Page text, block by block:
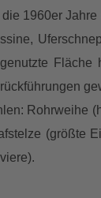
1960er
Rohrweihe
(größte